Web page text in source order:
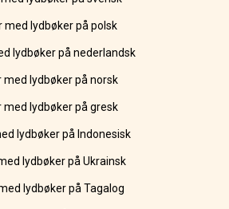
med lydbøker på polsk
lydbøker på nederlandsk
med lydbøker på norsk
med lydbøker på gresk
lydbøker på Indonesisk
lydbøker på Ukrainsk
lydbøker på Tagalog